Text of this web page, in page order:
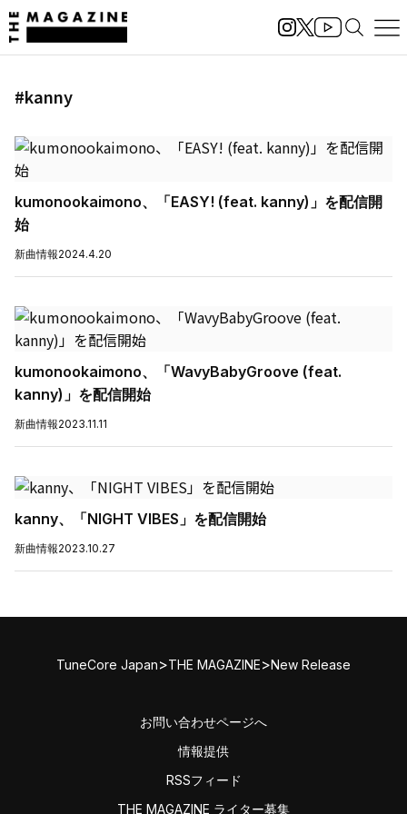
#kanny
kumonookaimono、「EASY! (feat. kanny)」を配信開
始
新曲情報2024.4.20
kumonookaimono、「WavyBabyGroove (feat.
kanny)」を配信開始
新曲情報2023.11.11
kanny、「NIGHT VIBES」を配信開始
新曲情報2023.10.27
TuneCore Japan>THE MAGAZINE>New Release
お問い合わせページへ
情報提供
RSSフィード
THE MAGAZINE ライター募集